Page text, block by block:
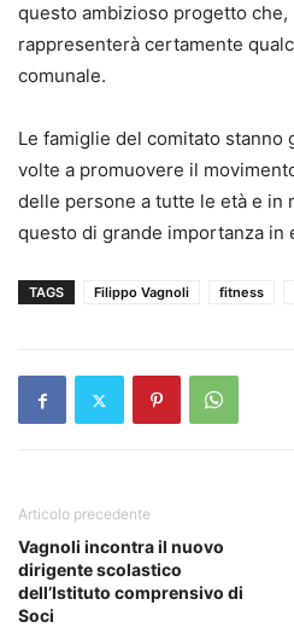
questo ambizioso progetto che,
rappresenterà certamente
comunale.
Le famiglie del comitato stanno
volte a promuovere il
delle persone a tutte le età e in
questo di grande importanza in
TAGS Filippo Vagnoli fitness
Articolo precedente
Vagnoli incontra il nuovo
dirigente scolastico
dell’Istituto comprensivo di
Soci